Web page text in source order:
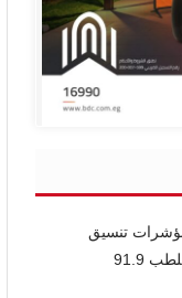
مؤشرات تنسيق
المرحلة الأولي 92.8% للطب 91.9